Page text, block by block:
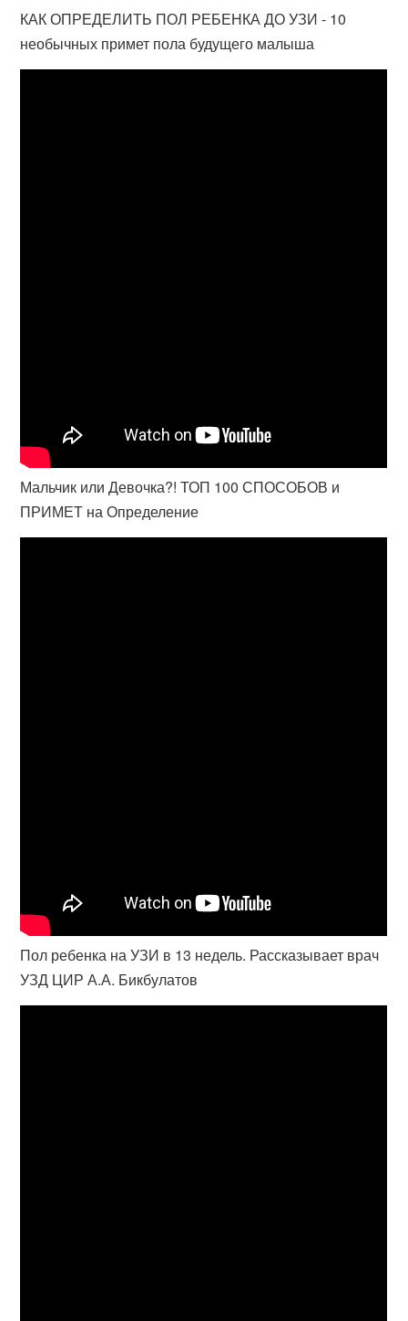
КАК ОПРЕДЕЛИТЬ ПОЛ РЕБЕНКА ДО УЗИ - 10
необычных примет пола будущего малыша
Мальчик или Девочка?! ТОП 100 СПОСОБОВ и
ПРИМЕТ на Определение
Пол ребенка на УЗИ в 13 недель. Рассказывает врач
УЗД ЦИР А.А. Бикбулатов